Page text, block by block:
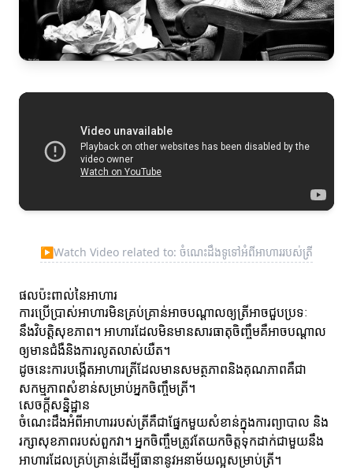
▶Watch Video related to: ចំណេះដឹងទូទៅអំពីអាហាររបស់ត្រី
ផលប៉ះពាល់នៃអាហារ
ការប្រើប្រាស់អាហារមិនគ្រប់គ្រាន់អាចបណ្តាលឲ្យត្រីអាចជួបប្រទៈ
នឹងវិបត្តិសុខភាព។ អាហារដែលមិនមានសារធាតុចិញ្ចឹមគឺអាចបណ្តាល
ឲ្យមានជំងឺនិងការលូតលាស់យឺត។
ដូចនេះការបង្កើតអាហារត្រីដែលមានសមត្ថភាពនិងគុណភាពគឺជា
សកម្មភាពសំខាន់សម្រាប់អ្នកចិញ្ចឹមត្រី។
សេចក្តីសន្និដ្ឋាន
ចំណេះដឹងអំពីអាហាររបស់ត្រីគឺជាផ្នែកមួយសំខាន់ក្នុងការព្យាបាល និង
រក្សាសុខភាពរបស់ពួកវា។ អ្នកចិញ្ចឹមត្រូវតែយកចិត្តទុកដាក់ជាមួយនឹង
អាហារដែលគ្រប់គ្រាន់ដើម្បីធានានូវអនាម័យល្អសម្រាប់ត្រី។